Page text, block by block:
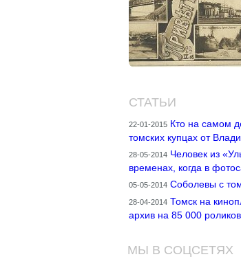
СТАТЬИ
22-01-2015 Кто на самом
томских купцах от
28-05-2014 Человек из
временах, когда в
05-05-2014 Соболевы с
28-04-2014 Томск на
архив на 85 000
МЫ В СОЦСЕТЯХ